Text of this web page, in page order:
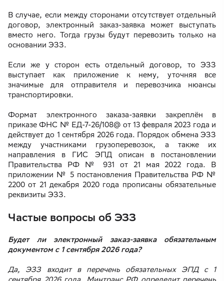
В случае, если между сторонами отсутствует отдельный
договор, электронный заказ-заявка может выступать
вместо него. Тогда грузы будут перевозить только на
основании ЭЗЗ.
Если же у сторон есть отдельный договор, то ЭЗЗ
выступает как приложение к нему, уточняя все
значимые для отправителя и перевозчика нюансы
транспортировки.
Формат электронного заказа-заявки закреплён в
приказе ФНС № ЕД-7-26/108@ от 13 февраля 2023 года и
действует до 1 сентября 2026 года. Порядок обмена ЭЗЗ
между участниками грузоперевозок, а также их
направления в ГИС ЭПД описан в постановлении
Правительства РФ № 931 от 21 мая 2022 года. В
приложении № 5 постановления Правительства РФ №
2200 от 21 декабря 2020 года прописаны обязательные
реквизиты ЭЗЗ.
Частые вопросы об ЭЗЗ
Будет ли электронный заказ-заявка обязательным
документом с 1 сентября 2026 года?
Да, ЭЗЗ входит в перечень обязательных ЭПД с 1